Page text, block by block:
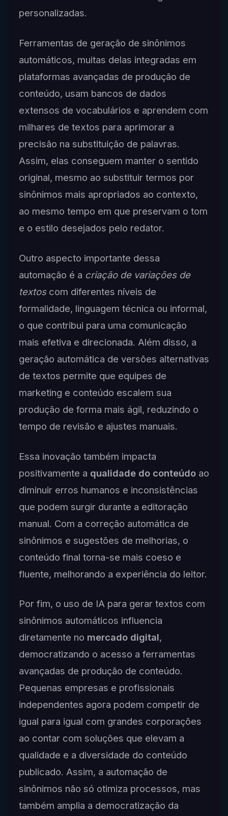
personalizadas.
Ferramentas de geração de sinônimos
automáticos, muitas delas integradas em
plataformas avançadas de produção de
conteúdo, usam bancos de dados
extensos de vocabulários e aprendem com
milhares de textos para aprimorar a
precisão na substituição de palavras.
Assim, elas conseguem manter o sentido
original, mesmo ao substituir termos por
sinônimos mais apropriados ao contexto,
ao mesmo tempo em que preservam o tom
e o estilo desejados pelo redator.
Outro aspecto importante dessa
automação é a criação de variações de
textoscom diferentes níveis de
formalidade, linguagem técnica ou informal,
o que contribui para uma comunicação
mais efetiva e direcionada. Além disso, a
geração automática de versões alternativas
de textos permite que equipes de
marketing e conteúdo escalem sua
produção de forma mais ágil, reduzindo o
tempo de revisão e ajustes manuais.
Essa inovação também impacta
positivamente a qualidade do conteúdoao
diminuir erros humanos e inconsistências
que podem surgir durante a editoração
manual. Com a correção automática de
sinônimos e sugestões de melhorias, o
conteúdo final torna-se mais coeso e
fluente, melhorando a experiência do leitor.
Por fim, o uso de IA para gerar textos com
sinônimos automáticos influencia
diretamente no mercado digital,
democratizando o acesso a ferramentas
avançadas de produção de conteúdo.
Pequenas empresas e profissionais
independentes agora podem competir de
igual para igual com grandes corporações
ao contar com soluções que elevam a
qualidade e a diversidade do conteúdo
publicado. Assim, a automação de
sinônimos não só otimiza processos, mas
também amplia a democratização da